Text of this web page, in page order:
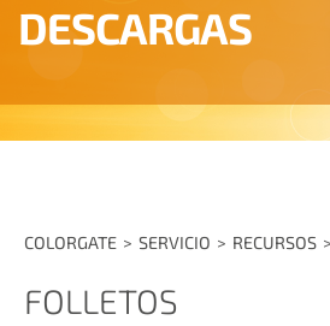
DESCARGAS
COLORGATE SERVICIO RECURSOS
FOLLETOS